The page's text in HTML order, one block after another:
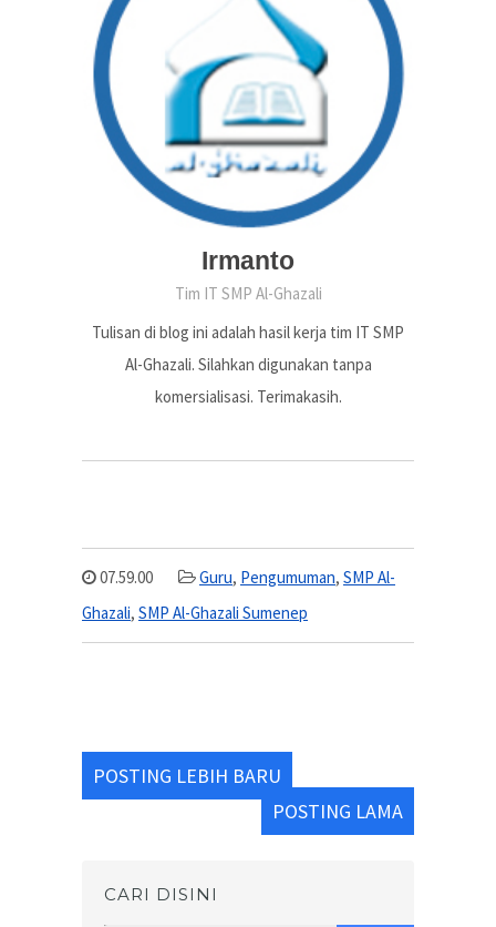
Irmanto
Tim IT SMP Al-Ghazali
Tulisan di blog ini adalah hasil kerja tim IT SMP
Al-Ghazali. Silahkan digunakan tanpa
komersialisasi. Terimakasih.
07.59.00 Guru, Pengumuman, SMP Al-
Ghazali, SMP Al-Ghazali Sumenep
POSTING LEBIH BARU
POSTING LAMA
CARI DISINI